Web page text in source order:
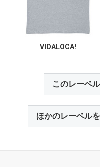
VIDALOCA!
このレーベ
ほかのレーベル